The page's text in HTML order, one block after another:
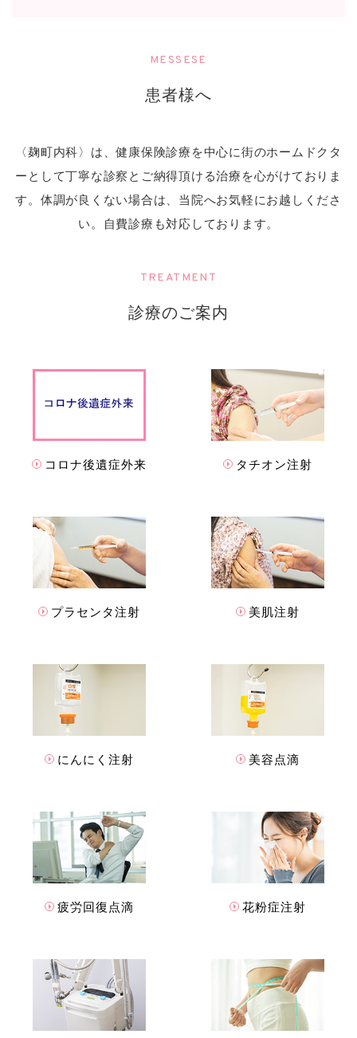
MESSESE
患者様へ
〈麹町内科〉は、健康保険診療を中心に街のホームドクタ
ーとして丁寧な診察とご納得頂ける治療を心がけておりま
す。 体調が良くない場合は、当院へお気軽にお越しくださ
い。
自費診療も対応しております。
TREATMENT
診療のご案内
コロナ後遺症外来 タチオン注射
プラセンタ注射 美肌注射
にんにく注射 美容点滴
疲労回復点滴 花粉症注射